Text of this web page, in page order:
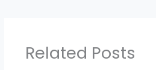
Related Posts